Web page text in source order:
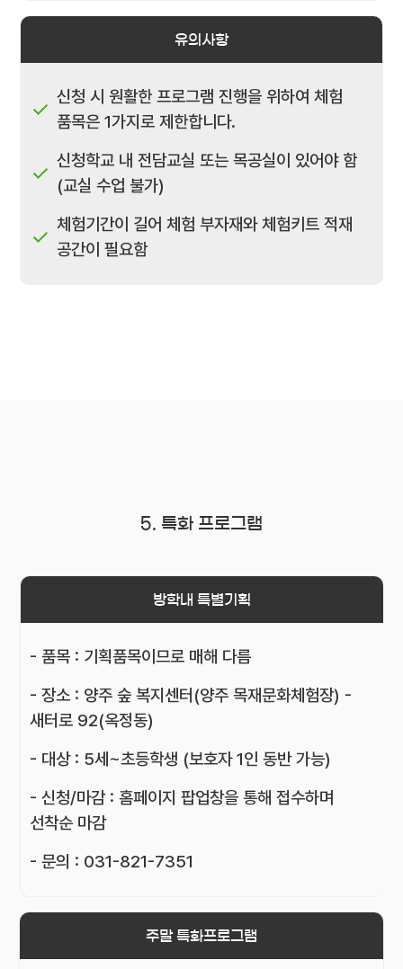
유의사항
신청 시 원활한 프로그램 진행을 위하여 체험
품목은 1가지로 제한합니다.
신청학교 내 전담교실 또는 목공실이 있어야 함
(교실 수업 불가)
체험기간이 길어 체험 부자재와 체험키트 적재
공간이 필요함
5. 특화 프로그램
방학내 특별기획
- 품목 : 기획품목이므로 매해 다름
- 장소 : 양주 숲 복지센터(양주 목재문화체험장) -
새터로 92(옥정동)
- 대상 : 5세~초등학생 (보호자 1인 동반 가능)
- 신청/마감 : 홈페이지 팝업창을 통해 접수하며
선착순 마감
- 문의 : 031-821-7351
주말 특화프로그램